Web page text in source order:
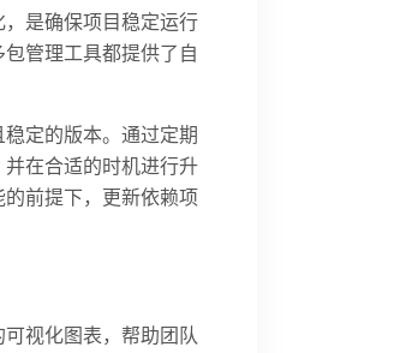
是确保项目稳定运行
管理工具都提供了自
定的版本。通过定期
在合适的时机进行升
前提下，更新依赖项
视化图表，帮助团队